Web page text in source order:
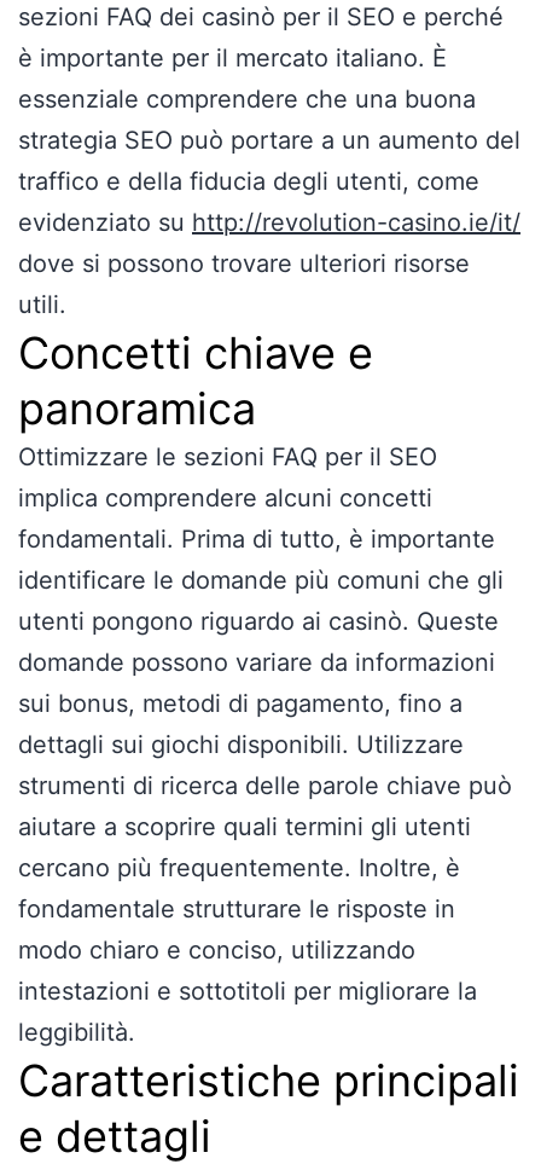
sezioni FAQ dei casinò per il SEO e perché
è importante per il mercato italiano. È
essenziale comprendere che una buona
strategia SEO può portare a un aumento del
traffico e della fiducia degli utenti, come
evidenziato su http://revolution-casino.ie/it/
dove si possono trovare ulteriori risorse
utili.
Concetti chiave e
panoramica
Ottimizzare le sezioni FAQ per il SEO
implica comprendere alcuni concetti
fondamentali. Prima di tutto, è importante
identificare le domande più comuni che gli
utenti pongono riguardo ai casinò. Queste
domande possono variare da informazioni
sui bonus, metodi di pagamento, fino a
dettagli sui giochi disponibili. Utilizzare
strumenti di ricerca delle parole chiave può
aiutare a scoprire quali termini gli utenti
cercano più frequentemente. Inoltre, è
fondamentale strutturare le risposte in
modo chiaro e conciso, utilizzando
intestazioni e sottotitoli per migliorare la
leggibilità.
Caratteristiche principali
e dettagli